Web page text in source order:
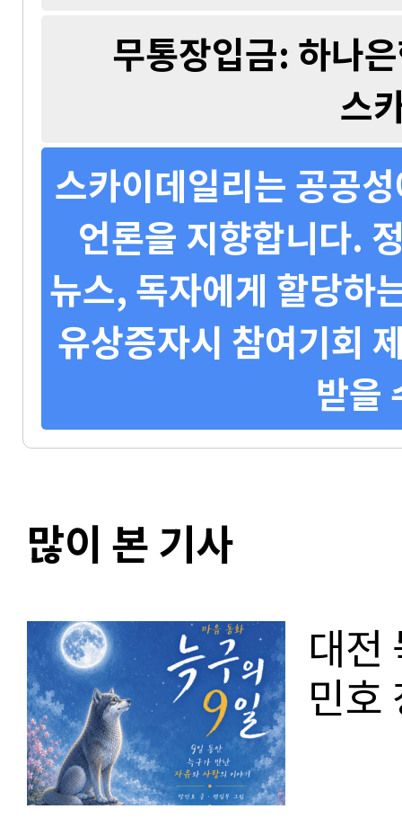
무통장입금: 하나
스
스카이데일리는 공공
언론을 지향합니다.
뉴스, 독자에게 할당하
유상증자시 참여기회
받을
많이 본 기사
대전
민호